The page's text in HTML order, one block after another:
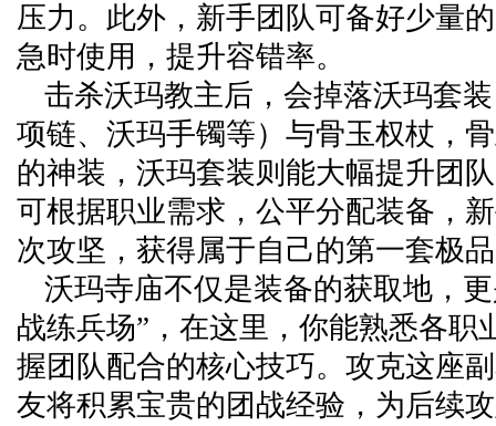
压力。此外，新手团队可备好少量
急时使用，提升容错率。
击杀沃玛教主后，会掉落沃玛套
项链、沃玛手镯等）与骨玉权杖，
的神装，沃玛套装则能大幅提升团
可根据职业需求，公平分配装备，
次攻坚，获得属于自己的第一套极
沃玛寺庙不仅是装备的获取地，
战练兵场”，在这里，你能熟悉各职
握团队配合的核心技巧。攻克这座
友将积累宝贵的团战经验，为后续